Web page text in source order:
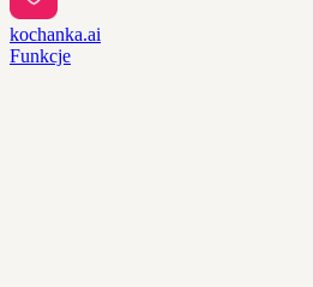
kochanka.ai
Funkcje